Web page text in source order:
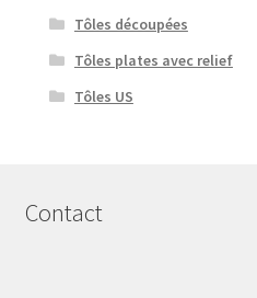
Tôles découpées
Tôles plates avec relief
Tôles US
Contact